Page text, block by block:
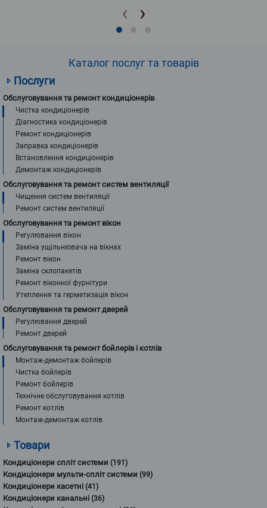
‹ ›
Каталог послуг та товарів
Послуги
Обслуговування та ремонт кондиціонерів
Чистка кондиціонерів
Діагностика кондиціонерів
Ремонт кондиціонерів
Заправка кондиціонерів
Встановлення кондиціонерів
Демонтаж кондиціонерів
Обслуговування та ремонт систем вентиляції
Чищення систем вентиляції
Ремонт систем вентиляції
Обслуговування та ремонт вікон
Регулювання вікон
Заміна ущільнювача на вікнах
Ремонт вікон
Заміна склопакетів
Ремонт віконної фурнітури
Утеплення та герметизація вікон
Обслуговування та ремонт дверей
Регулювання дверей
Ремонт дверей
Обслуговування та ремонт бойлерів і котлів
Монтаж-демонтаж бойлерів
Чистка бойлерів
Ремонт бойлерів
Технічне обслуговування котлів
Ремонт котлів
Монтаж-демонтаж котлів
Товари
Кондиціонери спліт системи (191)
Кондиціонери мульти-спліт системи (99)
Кондиціонери касетні (41)
Кондиціонери канальні (36)